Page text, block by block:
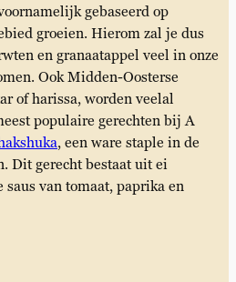
gebaseerd op
groeien. Hierom zal je dus
en granaatappel veel in onze
Ook Midden-Oosterse
of harissa, worden veelal
populaire gerechten bij A
, een ware staple in de
Dit gerecht bestaat uit ei
van tomaat, paprika en